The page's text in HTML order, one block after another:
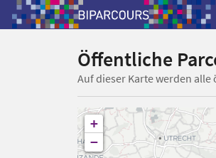
Öffentliche
Auf dieser Karte werden
+
−